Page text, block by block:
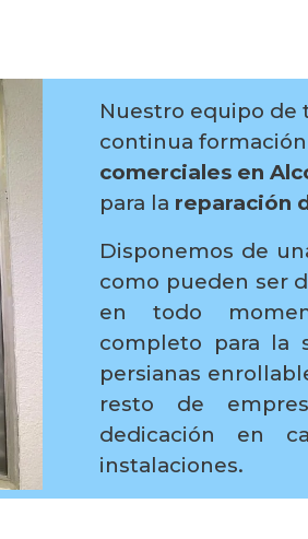
Nuestro equipo de
continua
comerciales en
para la reparación
Disponemos de
como pueden ser
en todo
completo para la
persianas
resto de
dedicación en
instalaciones.